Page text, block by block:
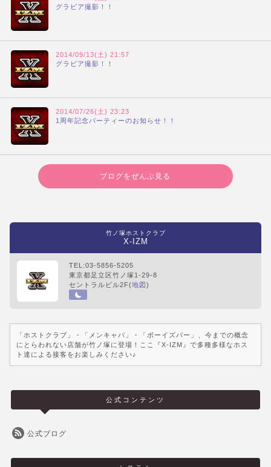
グラビア撮影！！
2014/09/13(土) 21:57
グラビア撮影！！
2014/07/26(土) 23:23
1周年記念パーティーのお知らせ！！
ブログをぜんぶ見る
竹ノ塚ホストクラブ
X-IZM
TEL:03-5856-5205
東京都足立区竹ノ塚1-29-8
セントラルビル2F(地図)
「ホストクラブ」・「メンキャバ」・「ボーイズバー」、今までの概念
にとらわれない店舗が竹ノ塚に登場！ここ『X-IZM』で多種多様なホス
ト達による接客をお楽しみください♪
公式コンテンツ
公式ブログ